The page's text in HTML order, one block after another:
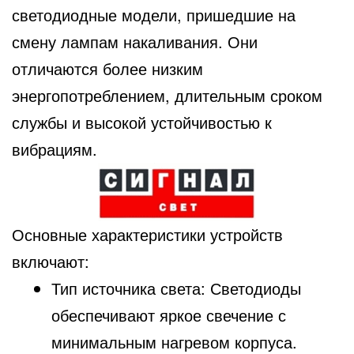
светодиодные модели, пришедшие на
смену лампам накаливания. Они
отличаются более низким
энергопотреблением, длительным сроком
службы и высокой устойчивостью к
вибрациям.
Основные характеристики устройств
включают:
Тип источника света: Светодиоды
обеспечивают яркое свечение с
минимальным нагревом корпуса.